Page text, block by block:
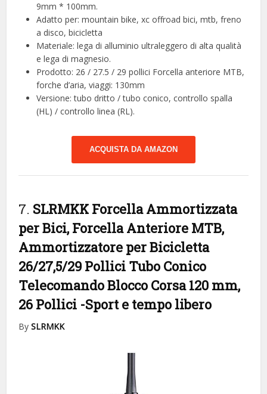
9mm * 100mm.
Adatto per: mountain bike, xc offroad bici, mtb, freno
a disco, bicicletta
Materiale: lega di alluminio ultraleggero di alta qualità
e lega di magnesio.
Prodotto: 26 / 27.5 / 29 pollici Forcella anteriore MTB,
forche d’aria, viaggi: 130mm
Versione: tubo dritto / tubo conico, controllo spalla
(HL) / controllo linea (RL).
ACQUISTA DA AMAZON
7. SLRMKK Forcella Ammortizzata
per Bici, Forcella Anteriore MTB,
Ammortizzatore per Bicicletta
26/27,5/29 Pollici Tubo Conico
Telecomando Blocco Corsa 120 mm,
26 Pollici -Sport e tempo libero
BySLRMKK